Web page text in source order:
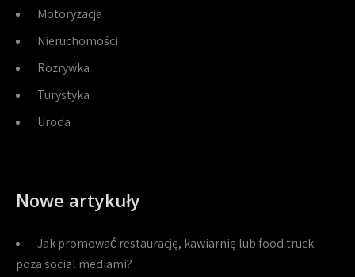
Motoryzacja
Nieruchomości
Rozrywka
Turystyka
Uroda
Nowe artykuły
Jak promować restaurację, kawiarnię lub food truck
poza social mediami?